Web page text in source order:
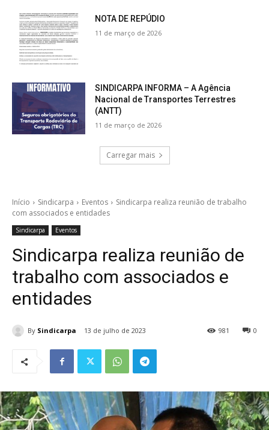
NOTA DE REPÚDIO
11 de março de 2026
SINDICARPA INFORMA – A Agência
Nacional de Transportes Terrestres
(ANTT)
11 de março de 2026
Carregar mais